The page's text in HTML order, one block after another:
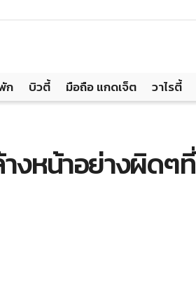
ก บิวตี้ มือถือ แกดเจ็ต วาไรตี้
งหน้าอย่างผิดๆ